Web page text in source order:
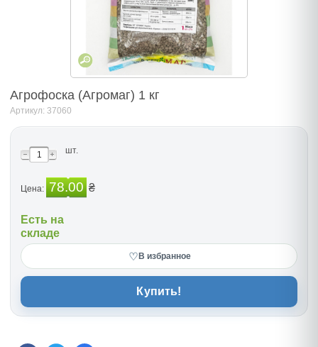
Агрофоска (Агромаг) 1 кг
Артикул: 37060
шт.
Цена: 78.00 ₴
Есть на
складе
♡ В избранное
Купить!